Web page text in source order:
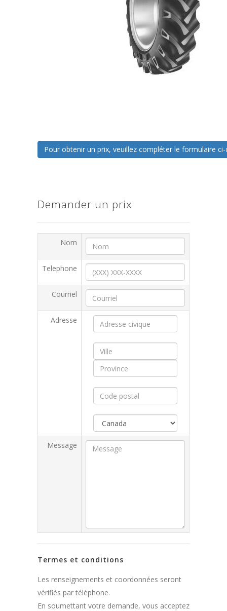
Pour obtenir un prix, veuillez compléter le formulaire
Demander un prix
Nom
Telephone
Courriel
Adresse
Message
Termes et conditions
Les renseignements et coordonnées seront
vérifiés par téléphone.
En soumettant votre demande, vous acceptez